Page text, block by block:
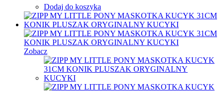
Dodaj do koszyka
Zobacz